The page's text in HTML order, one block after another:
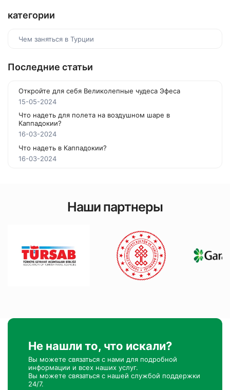
категории
Чем заняться в Турции
Последние статьи
Откройте для себя Великолепные чудеса Эфеса
15-05-2024
Что надеть для полета на воздушном шаре в
Каппадокии?
16-03-2024
Что надеть в Каппадокии?
16-03-2024
Наши партнеры
Не нашли то, что искали?
Вы можете связаться с нами для подробной
информации и всех наших услуг.
Вы можете связаться с нашей службой поддержки
24/7.